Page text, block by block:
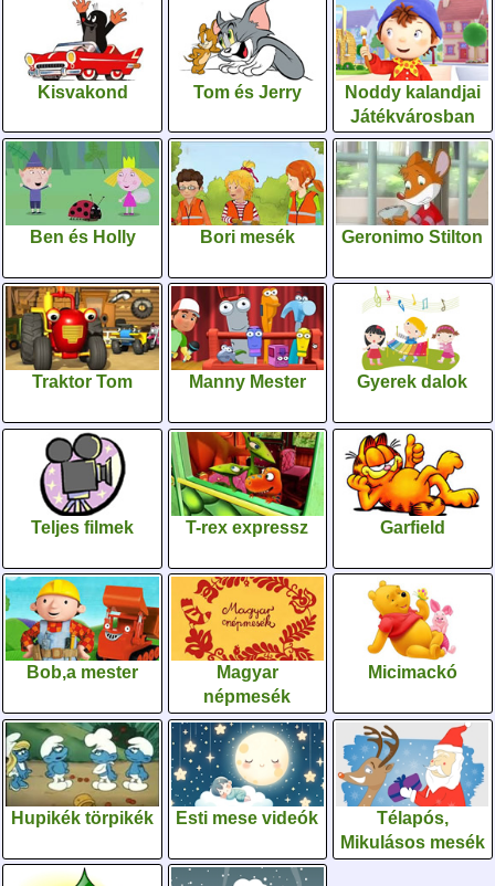
Kisvakond Tom és Jerry
Noddy kalandjai
Játékvárosban
Ben és Holly Bori mesék Geronimo Stilton
Traktor Tom Manny Mester Gyerek dalok
Teljes filmek T-rex expressz Garfield
Bob,a mester
Magyar
népmesék
Micimackó
Hupikék törpikék Esti mese videók
Télapós,
Mikulásos mesék